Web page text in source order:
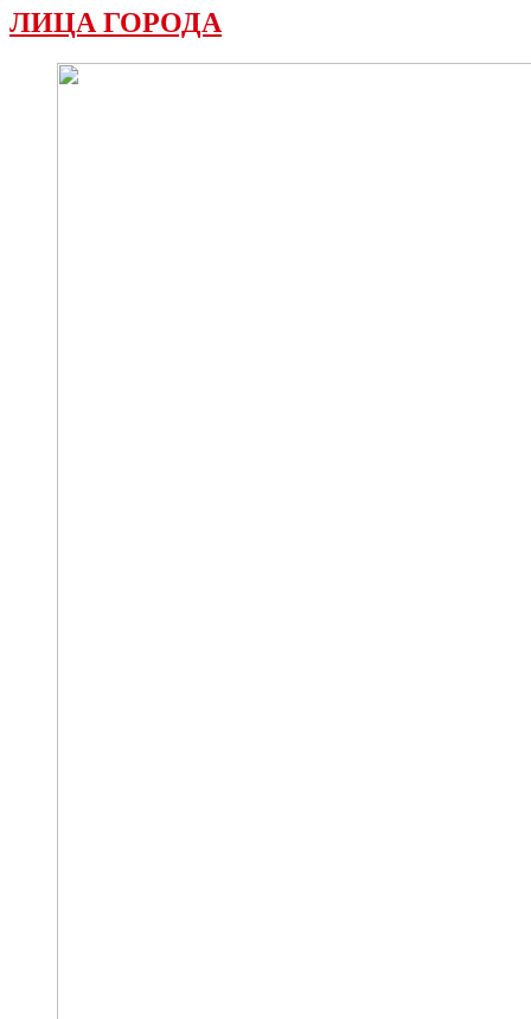
ЛИЦА ГОРОДА